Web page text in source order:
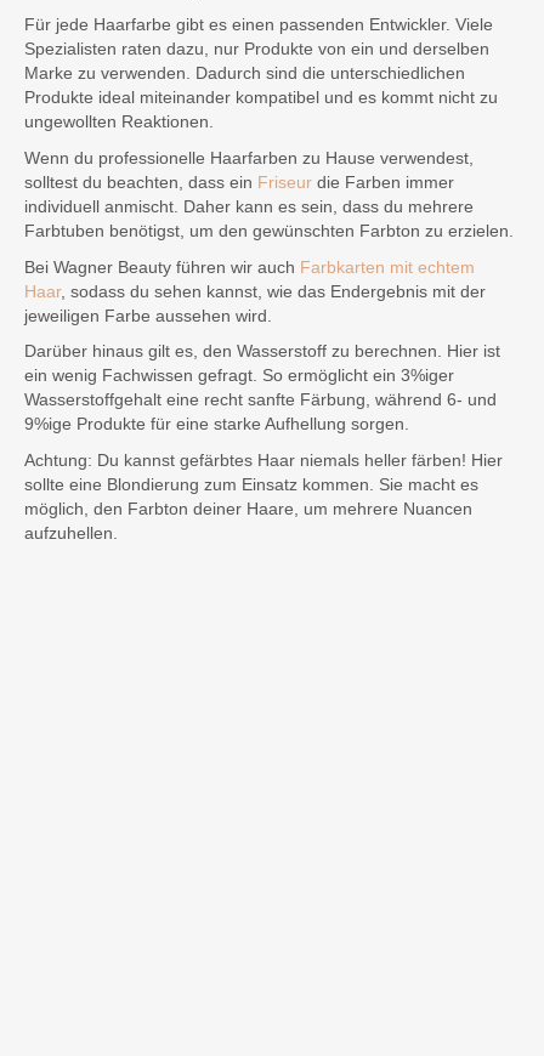
Für jede Haarfarbe gibt es einen passenden Entwickler. Viele
Spezialisten raten dazu, nur Produkte von ein und derselben
Marke zu verwenden. Dadurch sind die unterschiedlichen
Produkte ideal miteinander kompatibel und es kommt nicht zu
ungewollten Reaktionen.
Wenn du professionelle Haarfarben zu Hause verwendest,
solltest du beachten, dass ein Friseur die Farben immer
individuell anmischt. Daher kann es sein, dass du mehrere
Farbtuben benötigst, um den gewünschten Farbton zu erzielen.
Bei Wagner Beauty führen wir auch Farbkarten mit echtem
Haar, sodass du sehen kannst, wie das Endergebnis mit der
jeweiligen Farbe aussehen wird.
Darüber hinaus gilt es, den Wasserstoff zu berechnen. Hier ist
ein wenig Fachwissen gefragt. So ermöglicht ein 3%iger
Wasserstoffgehalt eine recht sanfte Färbung, während 6- und
9%ige Produkte für eine starke Aufhellung sorgen.
Achtung: Du kannst gefärbtes Haar niemals heller färben! Hier
sollte eine Blondierung zum Einsatz kommen. Sie macht es
möglich, den Farbton deiner Haare, um mehrere Nuancen
aufzuhellen.